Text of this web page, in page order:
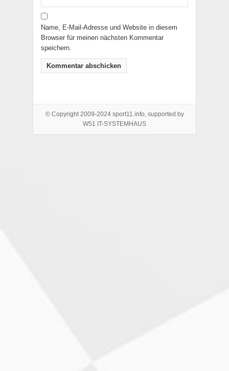
Name, E-Mail-Adresse und Website in diesem
Browser für meinen nächsten Kommentar
speichern.
© Copyright 2009-2024 sport11.info, supported by
W51 IT-SYSTEMHAUS